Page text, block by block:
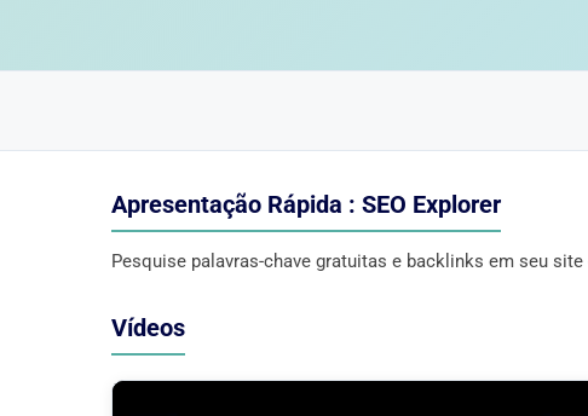
Apresentação Rápida : SEO Explorer
Pesquise palavras-chave gratuitas e backlinks em seu
Vídeos